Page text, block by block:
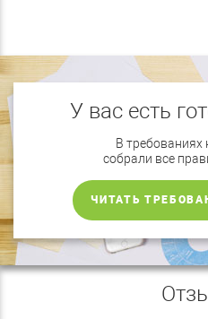
У вас есть
В
собрали все
ЧИТАТЬ